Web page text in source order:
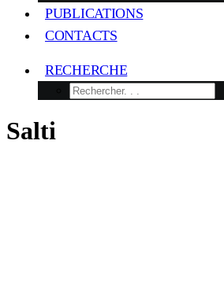
PUBLICATIONS
CONTACTS
RECHERCHE
Salti